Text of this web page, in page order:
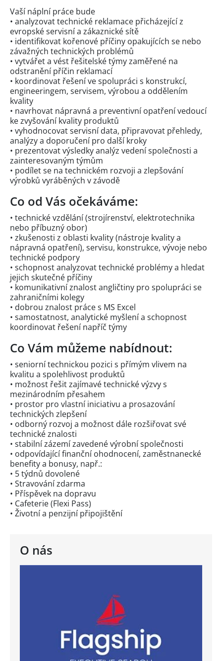
O nás
Vaší náplní práce bude
• analyzovat technické reklamace přicházející z
evropské servisní a zákaznické sítě
• identifikovat kořenové příčiny opakujících se nebo
závažných technických problémů
• vytvářet a vést řešitelské týmy zaměřené na
odstranění příčin reklamací
• koordinovat řešení ve spolupráci s konstrukcí,
engineeringem, servisem, výrobou a oddělením
kvality
• navrhovat nápravná a preventivní opatření vedoucí
ke zvyšování kvality produktů
• vyhodnocovat servisní data, připravovat přehledy,
analýzy a doporučení pro další kroky
• prezentovat výsledky analýz vedení společnosti a
zainteresovaným týmům
• podílet se na technickém rozvoji a zlepšování
výrobků vyráběných v závodě
Co od Vás očekáváme:
• technické vzdělání (strojírenství, elektrotechnika
nebo příbuzný obor)
• zkušenosti z oblasti kvality (nástroje kvality a
nápravná opatření), servisu, konstrukce, vývoje nebo
technické podpory
• schopnost analyzovat technické problémy a hledat
jejich skutečné příčiny
• komunikativní znalost angličtiny pro spolupráci se
zahraničními kolegy
• dobrou znalost práce s MS Excel
• samostatnost, analytické myšlení a schopnost
koordinovat řešení napříč týmy
Co Vám můžeme nabídnout:
• seniorní technickou pozici s přímým vlivem na
kvalitu a spolehlivost produktů
• možnost řešit zajímavé technické výzvy s
mezinárodním přesahem
• prostor pro vlastní iniciativu a prosazování
technických zlepšení
• odborný rozvoj a možnost dále rozšiřovat své
technické znalosti
• stabilní zázemí zavedené výrobní společnosti
• odpovídající finanční ohodnocení, zaměstnanecké
benefity a bonusy, např.:
• 5 týdnů dovolené
• Stravování zdarma
• Příspěvek na dopravu
• Cafeterie (Flexi Pass)
• Životní a penzijní připojištění